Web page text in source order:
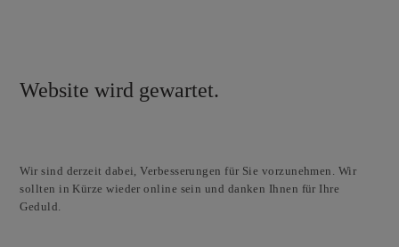
Website wird gewartet.
Wir sind derzeit dabei, Verbesserungen für Sie vorzunehmen. Wir
sollten in Kürze wieder online sein und danken Ihnen für Ihre
Geduld.